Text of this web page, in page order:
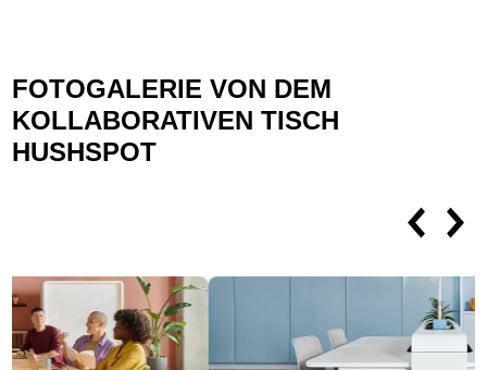
FOTOGALERIE VON DEM
KOLLABORATIVEN TISCH
HUSHSPOT